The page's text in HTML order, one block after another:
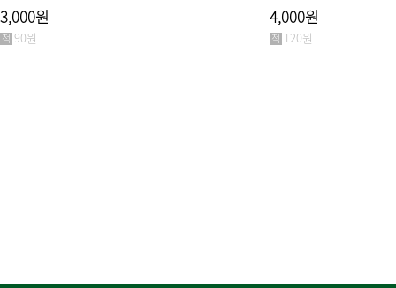
3,000원
90원
4,000원
120원